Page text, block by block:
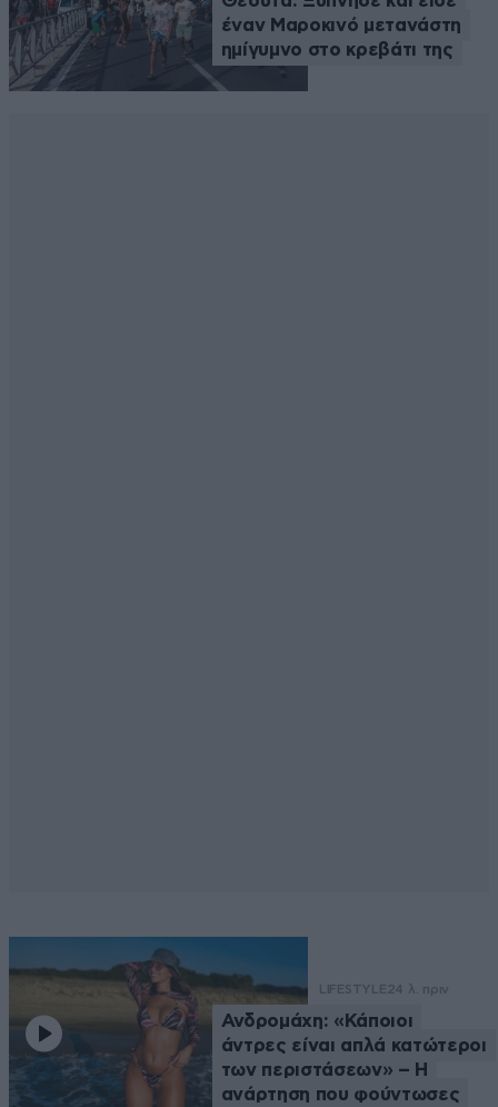
έναν Μαροκινό μετανάστη
ημίγυμνο στο κρεβάτι της
LIFESTYLE 24 λ. πριν
Ανδρομάχη: «Κάποιοι
άντρες είναι απλά κατώτεροι
των περιστάσεων» – Η
ανάρτηση που φούντωσες